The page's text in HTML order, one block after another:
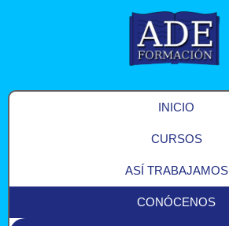
INICIO
CURSOS
ASÍ TRABAJAMOS
CONÓCENOS